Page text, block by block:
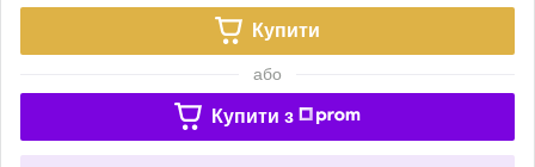
Купити
або
Купити з